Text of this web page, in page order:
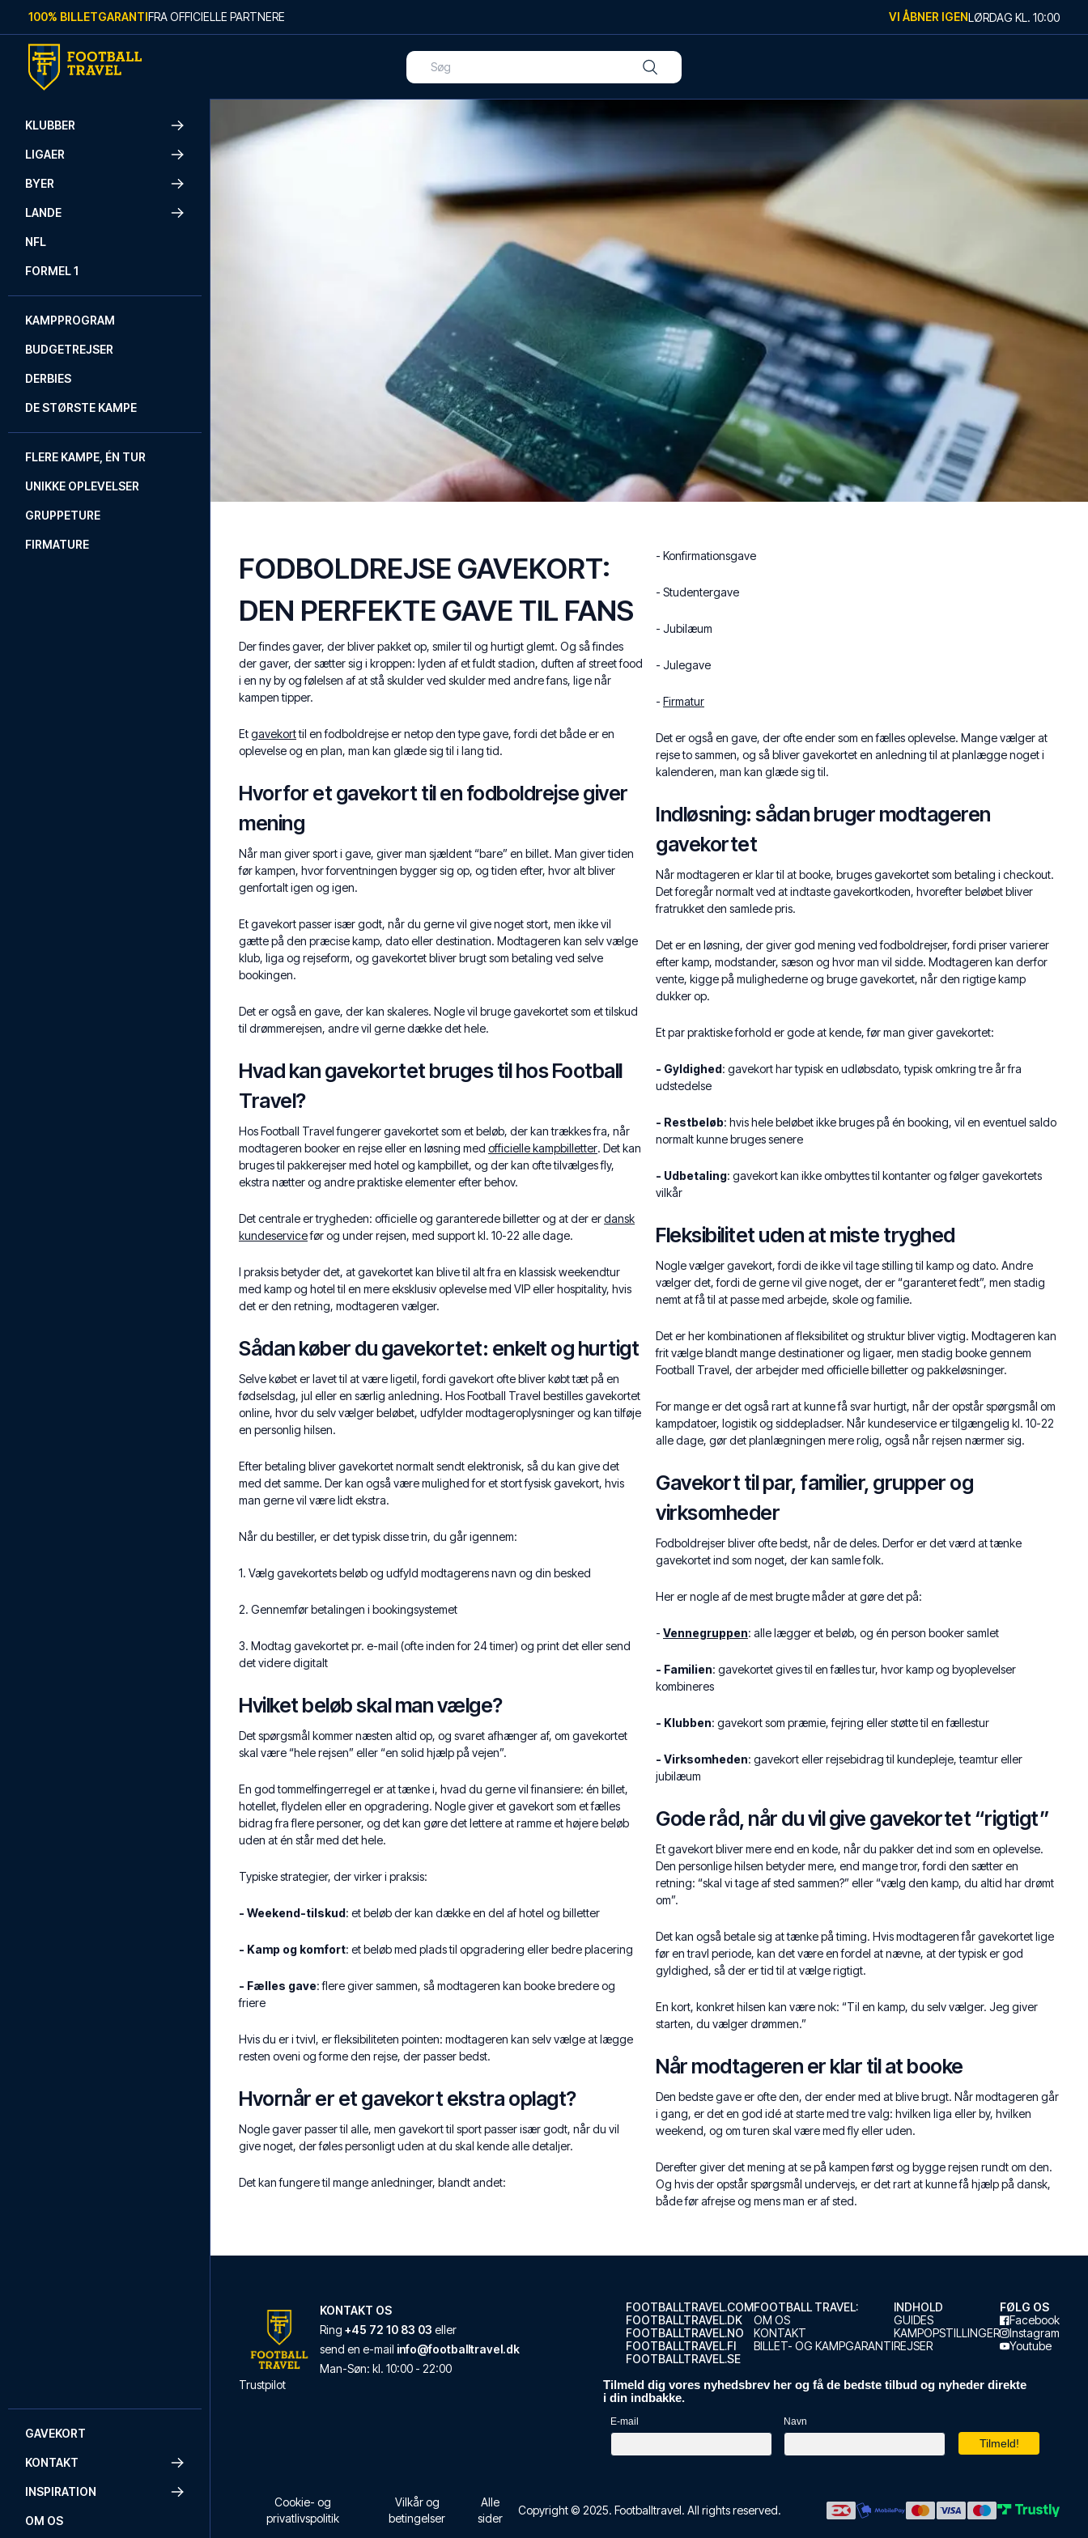
Skip to content
100% BILLETGARANTIFRA OFFICIELLE PARTNERE VI ÅBNER IGENLØRDAG KL. 10:00
KLUBBER
LIGAER
BYER
LANDE
NFL
FORMEL 1
KAMPPROGRAM
BUDGETREJSER
DERBIES
DE STØRSTE KAMPE
FLERE KAMPE, ÉN TUR
UNIKKE OPLEVELSER
GRUPPETURE
FIRMATURE
GAVEKORT
KONTAKT
INSPIRATION
OM OS
FODBOLDREJSE GAVEKORT:
DEN PERFEKTE GAVE TIL FANS
Der findes gaver, der bliver pakket op, smiler til og hurtigt glemt. Og så findes
der gaver, der sætter sig i kroppen: lyden af et fuldt stadion, duften af street food
i en ny by og følelsen af at stå skulder ved skulder med andre fans, lige når
kampen tipper.
Etgavekorttil en fodboldrejse er netop den type gave, fordi det både er en
oplevelse og en plan, man kan glæde sig til i lang tid.
Hvorfor et gavekort til en fodboldrejse giver
mening
Når man giver sport i gave, giver man sjældent “bare” en billet. Man giver tiden
før kampen, hvor forventningen bygger sig op, og tiden efter, hvor alt bliver
genfortalt igen og igen.
Et gavekort passer især godt, når du gerne vil give noget stort, men ikke vil
gætte på den præcise kamp, dato eller destination. Modtageren kan selv vælge
klub, liga og rejseform, og gavekortet bliver brugt som betaling ved selve
bookingen.
Det er også en gave, der kan skaleres. Nogle vil bruge gavekortet som et tilskud
til drømmerejsen, andre vil gerne dække det hele.
Hvad kan gavekortet bruges til hos Football
Travel?
Hos Football Travel fungerer gavekortet som et beløb, der kan trækkes fra, når
modtageren booker en rejse eller en løsning med officielle kampbilletter. Det kan
bruges til pakkerejser med hotel og kampbillet, og der kan ofte tilvælges fly,
ekstra nætter og andre praktiske elementer efter behov.
Det centrale er trygheden: officielle og garanterede billetter og at der erdansk
kundeservicefør og under rejsen, med support kl. 10-22 alle dage.
I praksis betyder det, at gavekortet kan blive til alt fra en klassisk weekendtur
med kamp og hotel til en mere eksklusiv oplevelse med VIP eller hospitality, hvis
det er den retning, modtageren vælger.
Sådan køber du gavekortet: enkelt og hurtigt
Selve købet er lavet til at være ligetil, fordi gavekort ofte bliver købt tæt på en
fødselsdag, jul eller en særlig anledning. Hos Football Travel bestilles gavekortet
online, hvor du selv vælger beløbet, udfylder modtageroplysninger og kan tilføje
en personlig hilsen.
Efter betaling bliver gavekortet normalt sendt elektronisk, så du kan give det
med det samme. Der kan også være mulighed for et stort fysisk gavekort, hvis
man gerne vil være lidt ekstra.
Når du bestiller, er det typisk disse trin, du går igennem:
1. Vælg gavekortets beløb og udfyld modtagerens navn og din besked
2. Gennemfør betalingen i bookingsystemet
3. Modtag gavekortet pr. e-mail (ofte inden for 24 timer) og print det eller send
det videre digitalt
Hvilket beløb skal man vælge?
Det spørgsmål kommer næsten altid op, og svaret afhænger af, om gavekortet
skal være “hele rejsen” eller “en solid hjælp på vejen”.
En god tommelfingerregel er at tænke i, hvad du gerne vil finansiere: én billet,
hotellet, flydelen eller en opgradering. Nogle giver et gavekort som et fælles
bidrag fra flere personer, og det kan gøre det lettere at ramme et højere beløb
uden at én står med det hele.
Typiske strategier, der virker i praksis:
- Weekend-tilskud: et beløb der kan dække en del af hotel og billetter
- Kamp og komfort: et beløb med plads til opgradering eller bedre placering
- Fælles gave: flere giver sammen, så modtageren kan booke bredere og
friere
Hvis du er i tvivl, er fleksibiliteten pointen: modtageren kan selv vælge at lægge
resten oveni og forme den rejse, der passer bedst.
Hvornår er et gavekort ekstra oplagt?
Nogle gaver passer til alle, men gavekort til sport passer især godt, når du vil
give noget, der føles personligt uden at du skal kende alle detaljer.
Det kan fungere til mange anledninger, blandt andet:
- Konfirmationsgave
- Studentergave
- Jubilæum
- Julegave
- Firmatur
Det er også en gave, der ofte ender som en fælles oplevelse. Mange vælger at
rejse to sammen, og så bliver gavekortet en anledning til at planlægge noget i
kalenderen, man kan glæde sig til.
Indløsning: sådan bruger modtageren
gavekortet
Når modtageren er klar til at booke, bruges gavekortet som betaling i checkout.
Det foregår normalt ved at indtaste gavekortkoden, hvorefter beløbet bliver
fratrukket den samlede pris.
Det er en løsning, der giver god mening ved fodboldrejser, fordi priser varierer
efter kamp, modstander, sæson og hvor man vil sidde. Modtageren kan derfor
vente, kigge på mulighederne og bruge gavekortet, når den rigtige kamp
dukker op.
Et par praktiske forhold er gode at kende, før man giver gavekortet:
- Gyldighed: gavekort har typisk en udløbsdato, typisk omkring tre år fra
udstedelse
- Restbeløb: hvis hele beløbet ikke bruges på én booking, vil en eventuel saldo
normalt kunne bruges senere
- Udbetaling: gavekort kan ikke ombyttes til kontanter og følger gavekortets
vilkår
Fleksibilitet uden at miste tryghed
Nogle vælger gavekort, fordi de ikke vil tage stilling til kamp og dato. Andre
vælger det, fordi de gerne vil give noget, der er “garanteret fedt”, men stadig
nemt at få til at passe med arbejde, skole og familie.
Det er her kombinationen af fleksibilitet og struktur bliver vigtig. Modtageren kan
frit vælge blandt mange destinationer og ligaer, men stadig booke gennem
Football Travel, der arbejder med officielle billetter og pakkeløsninger.
For mange er det også rart at kunne få svar hurtigt, når der opstår spørgsmål om
kampdatoer, logistik og siddepladser. Når kundeservice er tilgængelig kl. 10-22
alle dage, gør det planlægningen mere rolig, også når rejsen nærmer sig.
Gavekort til par, familier, grupper og
virksomheder
Fodboldrejser bliver ofte bedst, når de deles. Derfor er det værd at tænke
gavekortet ind som noget, der kan samle folk.
Her er nogle af de mest brugte måder at gøre det på:
- Vennegruppen: alle lægger et beløb, og én person booker samlet
- Familien: gavekortet gives til en fælles tur, hvor kamp og byoplevelser
kombineres
- Klubben: gavekort som præmie, fejring eller støtte til en fællestur
- Virksomheden: gavekort eller rejsebidrag til kundepleje, teamtur eller
jubilæum
Gode råd, når du vil give gavekortet “rigtigt”
Et gavekort bliver mere end en kode, når du pakker det ind som en oplevelse.
Den personlige hilsen betyder mere, end mange tror, fordi den sætter en
retning: “skal vi tage af sted sammen?” eller “vælg den kamp, du altid har drømt
om”.
Det kan også betale sig at tænke på timing. Hvis modtageren får gavekortet lige
før en travl periode, kan det være en fordel at nævne, at der typisk er god
gyldighed, så der er tid til at vælge rigtigt.
En kort, konkret hilsen kan være nok: “Til en kamp, du selv vælger. Jeg giver
starten, du vælger drømmen.”
Når modtageren er klar til at booke
Den bedste gave er ofte den, der ender med at blive brugt. Når modtageren går
i gang, er det en god idé at starte med tre valg: hvilken liga eller by, hvilken
weekend, og om turen skal være med fly eller uden.
Derefter giver det mening at se på kampen først og bygge rejsen rundt om den.
Og hvis der opstår spørgsmål undervejs, er det rart at kunne få hjælp på dansk,
både før afrejse og mens man er af sted.
KONTAKT OS
Ring +45 72 10 83 03 eller
send en e-mail info@footballtravel.dk
Man-Søn: kl. 10:00 - 22:00
Trustpilot
FOOTBALLTRAVEL.COM
FOOTBALLTRAVEL.DK
FOOTBALLTRAVEL.NO
FOOTBALLTRAVEL.FI
FOOTBALLTRAVEL.SE
FOOTBALL TRAVEL:
OM OS
KONTAKT
BILLET- OG KAMPGARANTI
INDHOLD
GUIDES
KAMPOPSTILLINGER
REJSER
FØLG OS
Facebook
Instagram
Youtube
Tilmeld dig vores nyhedsbrev her og få de bedste tilbud og nyheder direkte
i din indbakke.
E-mail Navn
Cookie- og
privatlivspolitik
Vilkår og
betingelser
Alle
sider
Copyright © 2025. Footballtravel. All rights reserved.